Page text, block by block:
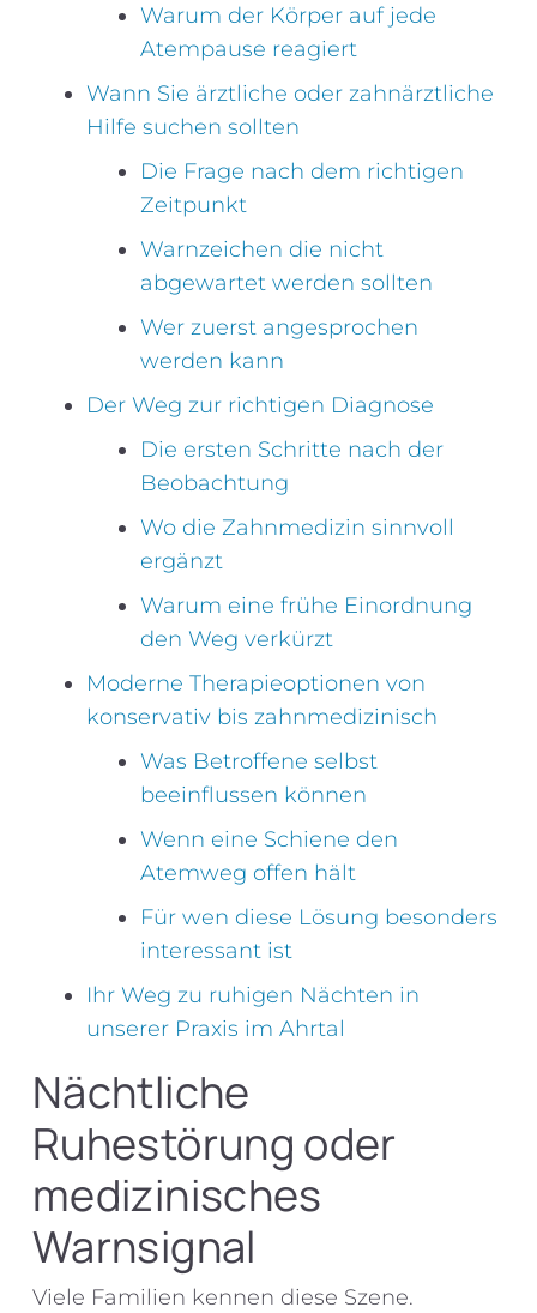
Warum der Körper auf jede
Atempause reagiert
Wann Sie ärztliche oder zahnärztliche
Hilfe suchen sollten
Die Frage nach dem richtigen
Zeitpunkt
Warnzeichen die nicht
abgewartet werden sollten
Wer zuerst angesprochen
werden kann
Der Weg zur richtigen Diagnose
Die ersten Schritte nach der
Beobachtung
Wo die Zahnmedizin sinnvoll
ergänzt
Warum eine frühe Einordnung
den Weg verkürzt
Moderne Therapieoptionen von
konservativ bis zahnmedizinisch
Was Betroffene selbst
beeinflussen können
Wenn eine Schiene den
Atemweg offen hält
Für wen diese Lösung besonders
interessant ist
Ihr Weg zu ruhigen Nächten in
unserer Praxis im Ahrtal
Nächtliche
Ruhestörung oder
medizinisches
Warnsignal
Viele Familien kennen diese Szene.